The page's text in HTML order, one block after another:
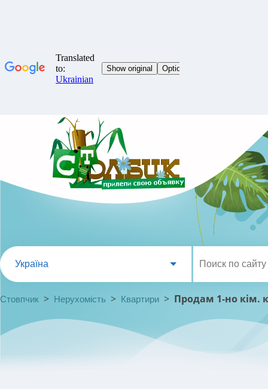
Україна
Стовпчик > Нерухомість > Квартири > Продам 1-но кім.